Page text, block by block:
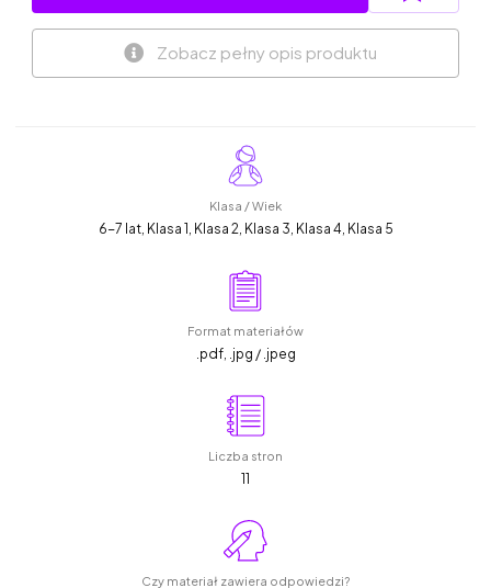
Zobacz pełny opis produktu
Klasa / Wiek
6-7 lat, Klasa 1, Klasa 2, Klasa 3, Klasa 4, Klasa 5
Format materiałów
.pdf, .jpg / .jpeg
Liczba stron
11
Czy materiał zawiera odpowiedzi?